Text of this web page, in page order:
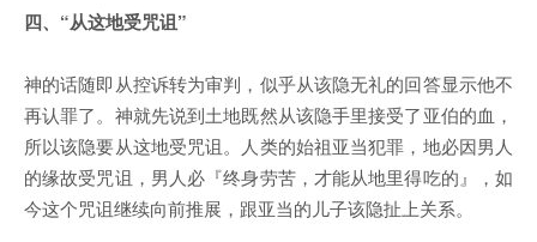
四、“从这地受咒诅”
神的话随即从控诉转为审判，似乎从该隐无礼的回答显示他不
再认罪了。神就先说到土地既然从该隐手里接受了亚伯的血，
所以该隐要从这地受咒诅。人类的始祖亚当犯罪，地必因男人
的缘故受咒诅，男人必『终身劳苦，才能从地里得吃的』，如
今这个咒诅继续向前推展，跟亚当的儿子该隐扯上关系。